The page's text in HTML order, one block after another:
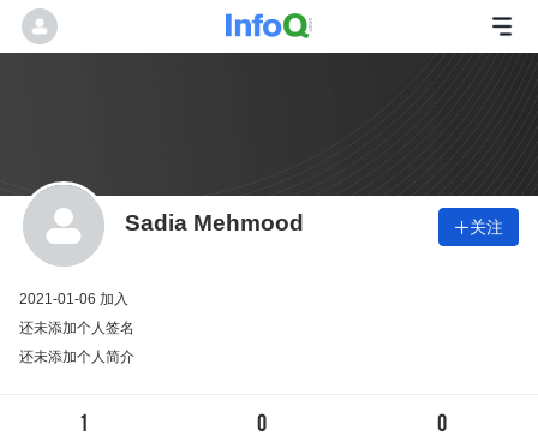
Sadia Mehmood 关注
2021-01-06 加入
还未添加个人签名
还未添加个人简介
1 0 0